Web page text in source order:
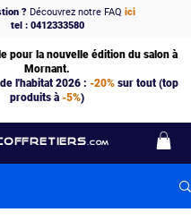
.COM
?Découvrez notre FAQ ici
tel : 0412333580
pour la nouvelle édition du salon à
Mornant.
l'habitat 2026 : -20%sur tout (top
produits à -5%)